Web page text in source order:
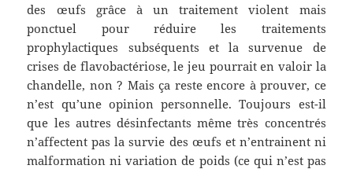
des œufs grâce à un traitement violent mais
ponctuel pour réduire les traitements
prophylactiques subséquents et la survenue de
crises de flavobactériose, le jeu pourrait en valoir la
chandelle, non ? Mais ça reste encore à prouver, ce
n’est qu’une opinion personnelle. Toujours est-il
que les autres désinfectants même très concentrés
n’affectent pas la survie des œufs et n’entrainent ni
malformation ni variation de poids (ce qui n’est pas